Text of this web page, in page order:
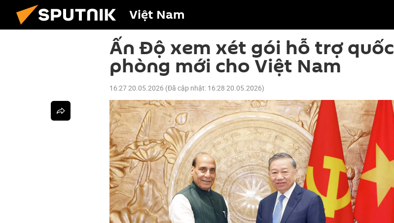
Việt Nam
Ấn Độ xem xét gói hỗ trợ quốc
phòng mới cho Việt Nam
16:27 20.05.2026 (Đã cập nhật: 16:28 20.05.2026)